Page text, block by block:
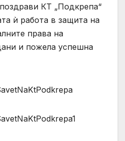
КТ „Подкрепа“
ѝ работа в защита на
права на
и пожела успешна